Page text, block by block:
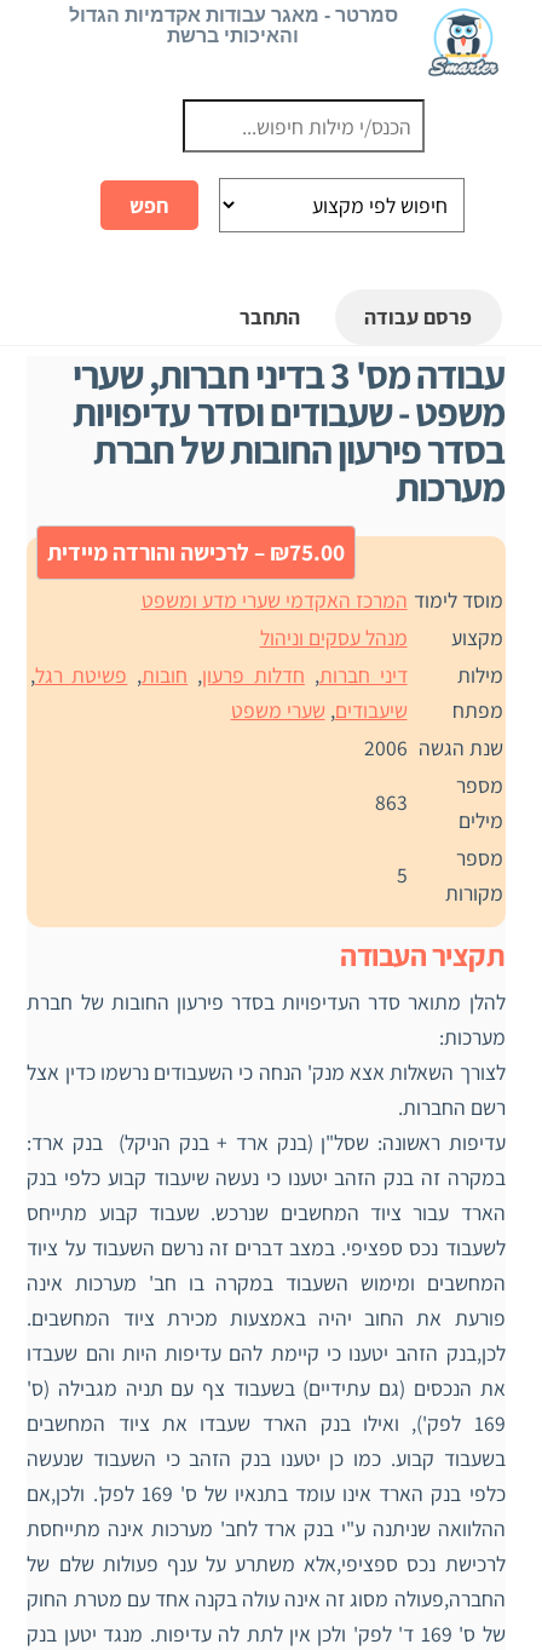
סמרטר - מאגר עבודות אקדמיות הגדול
והאיכותי ברשת
פרסם עבודה התחבר
עבודה מס' 3 בדיני חברות, שערי
משפט - שעבודים וסדר עדיפויות
בסדר פירעון החובות של חברת
מערכות
₪75.00 – לרכישה והורדה מיידית
מוסד לימוד המרכז האקדמי שערי מדע ומשפט
מקצוע
מנהל עסקים וניהול
מילות
מפתח
דיני חברות, חדלות פרעון, חובות, פשיטת רגל,
שיעבודים, שערי משפט
שנת הגשה 2006
מספר
מילים
863
מספר
מקורות
5
תקציר העבודה
להלן מתואר סדר העדיפויות בסדר פירעון החובות של חברת
מערכות:
לצורך השאלות אצא מנק' הנחה כי השעבודים נרשמו כדין אצל
רשם החברות.
עדיפות ראשונה: שסל"ן (בנק ארד + בנק הניקל) בנק ארד:
במקרה זה בנק הזהב יטענו כי נעשה שיעבוד קבוע כלפי בנק
הארד עבור ציוד המחשבים שנרכש. שעבוד קבוע מתייחס
לשעבוד נכס ספציפי. במצב דברים זה נרשם השעבוד על ציוד
המחשבים ומימוש השעבוד במקרה בו חב' מערכות אינה
פורעת את החוב יהיה באמצעות מכירת ציוד המחשבים.
לכן,בנק הזהב יטענו כי קיימת להם עדיפות היות והם שעבדו
את הנכסים (גם עתידיים) בשעבוד צף עם תניה מגבילה (ס'
169 לפק'), ואילו בנק הארד שעבדו את ציוד המחשבים
בשעבוד קבוע. כמו כן יטענו בנק הזהב כי השעבוד שנעשה
כלפי בנק הארד אינו עומד בתנאיו של ס' 169 לפק'. ולכן,אם
ההלוואה שניתנה ע"י בנק ארד לחב' מערכות אינה מתייחסת
לרכישת נכס ספציפי,אלא משתרע על ענף פעולות שלם של
החברה,פעולה מסוג זה אינה עולה בקנה אחד עם מטרת החוק
של ס' 169 ד' לפק' ולכן אין לתת לה עדיפות. מנגד יטען בנק